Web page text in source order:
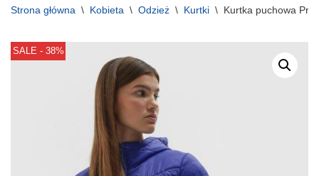
Strona główna \ Kobieta \ Odzież \ Kurtki \ Kurtka puchowa
SALE - 38%